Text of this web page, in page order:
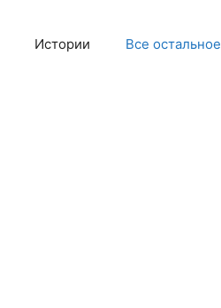
Истории Все остальное